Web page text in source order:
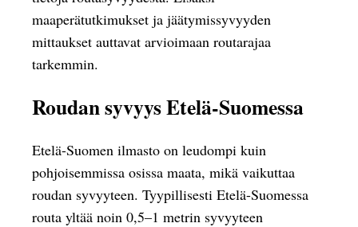
maaperätutkimukset ja jäätymissyvyyden
mittaukset auttavat arvioimaan routarajaa
tarkemmin.
Roudan syvyys Etelä-Suomessa
Etelä-Suomen ilmasto on leudompi kuin
pohjoisemmissa osissa maata, mikä vaikuttaa
roudan syvyyteen. Tyypillisesti Etelä-Suomessa
routa yltää noin 0,5–1 metrin syvyyteen